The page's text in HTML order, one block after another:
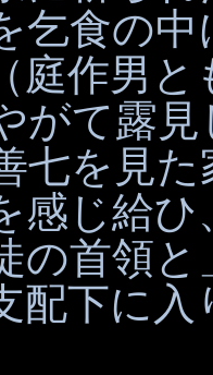
乞食の
庭作男
がて露
七を見
感じ給
の首領
配下に